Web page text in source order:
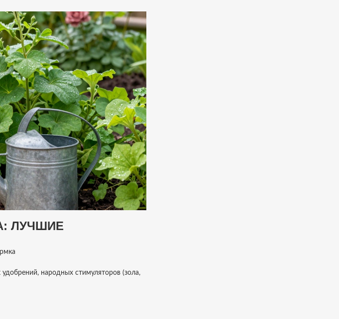
ЛУЧШИЕ
народных стимуляторов (зола,